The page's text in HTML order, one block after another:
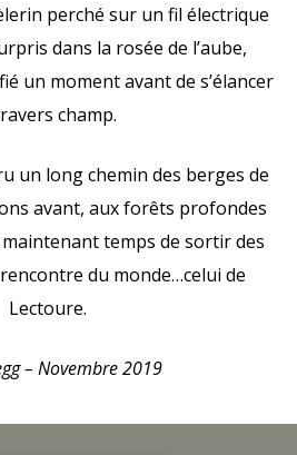
perché sur un fil électrique
dans la rosée de l’aube,
un moment avant de s’élancer
champ.
un long chemin des berges de
avant, aux forêts profondes
temps de sortir des
du monde…celui de
Lectoure.
– Novembre 2019